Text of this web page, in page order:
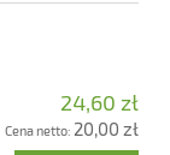
24,60 zł
Cena netto: 20,00 zł